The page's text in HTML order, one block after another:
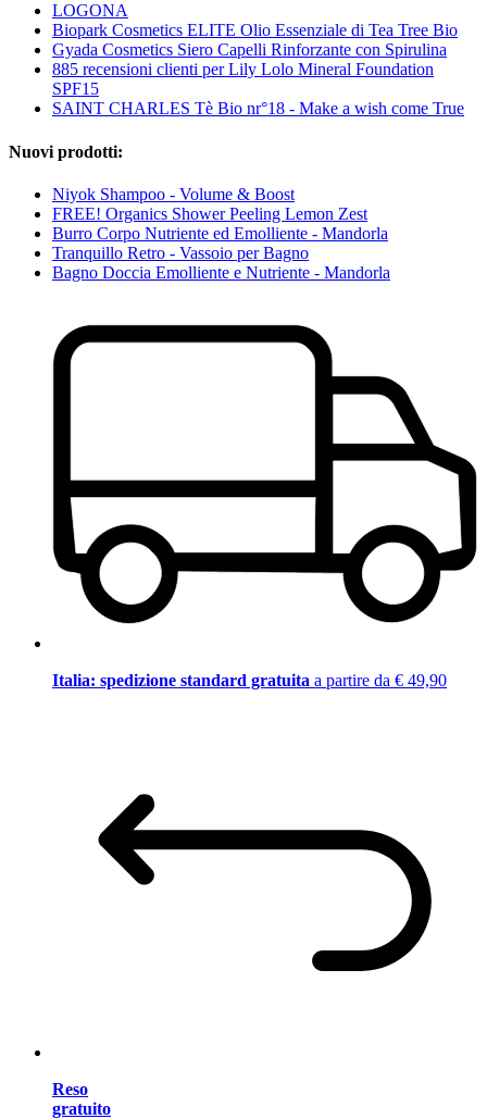
LOGONA
Biopark Cosmetics ELITE Olio Essenziale di Tea Tree Bio
Gyada Cosmetics Siero Capelli Rinforzante con Spirulina
885 recensioni clienti per Lily Lolo Mineral Foundation
SPF15
SAINT CHARLES Tè Bio nr°18 - Make a wish come True
Nuovi prodotti:
Niyok Shampoo - Volume & Boost
FREE! Organics Shower Peeling Lemon Zest
Burro Corpo Nutriente ed Emolliente - Mandorla
Tranquillo Retro - Vassoio per Bagno
Bagno Doccia Emolliente e Nutriente - Mandorla
Italia: spedizione standard gratuita a partire da € 49,90
Reso
gratuito